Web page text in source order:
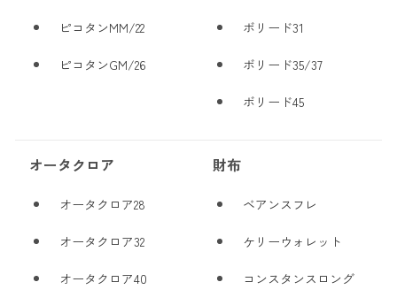
ピコタンMM/22
ピコタンGM/26
ボリード31
ボリード35/37
ボリード45
オータクロア
オータクロア28
オータクロア32
オータクロア40
財布
ベアンスフレ
ケリーウォレット
コンスタンスロング